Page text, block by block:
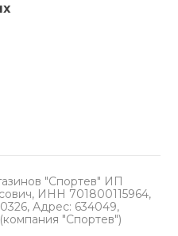
"Спортев" ИП
ИНН 701800115964,
Адрес: 634049,
"Спортев")